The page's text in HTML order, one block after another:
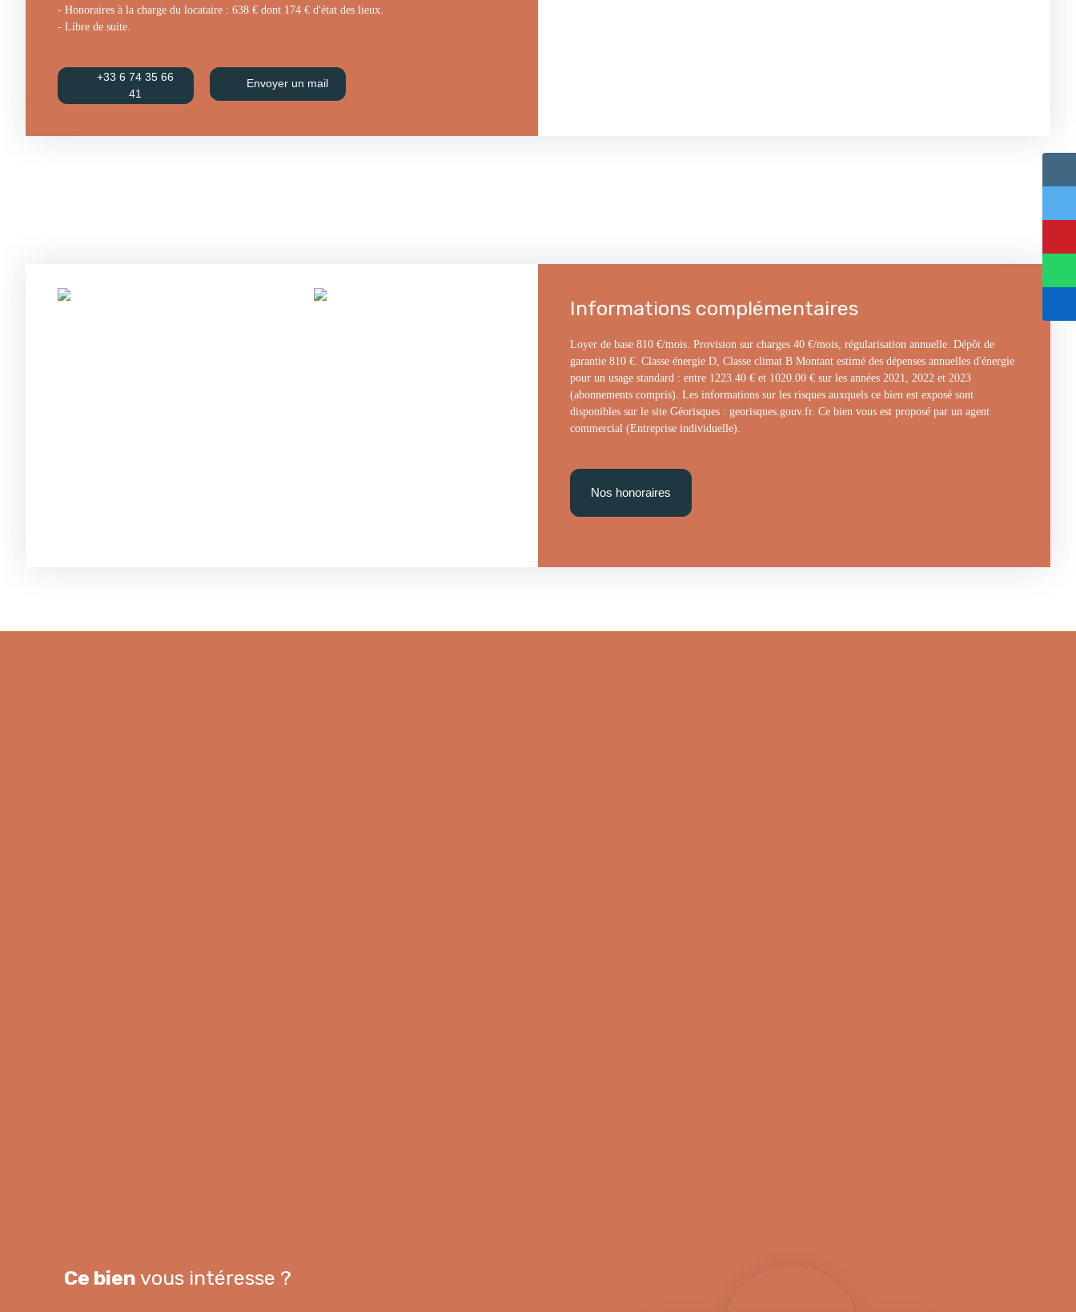
- Honoraires à la charge du locataire : 638 € dont 174 € d'état des lieux.
- Libre de suite.
+33 6 74 35 66
41
Envoyer un mail
Informations complémentaires
Loyer de base 810 €/mois. Provision sur charges 40 €/mois, régularisation annuelle. Dépôt de
garantie 810 €. Classe énergie D, Classe climat B Montant estimé des dépenses annuelles d'énergie
pour un usage standard : entre 1223.40 € et 1020.00 € sur les années 2021, 2022 et 2023
(abonnements compris). Les informations sur les risques auxquels ce bien est exposé sont
disponibles sur le site Géorisques : georisques.gouv.fr. Ce bien vous est proposé par un agent
commercial (Entreprise individuelle).
Nos honoraires
Ce bien vous intéresse ?